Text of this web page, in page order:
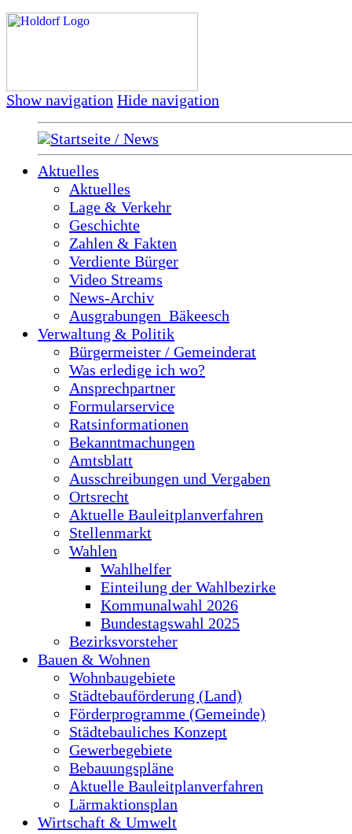
Show navigation Hide navigation
Startseite / News
Aktuelles
Aktuelles
Lage & Verkehr
Geschichte
Zahlen & Fakten
Verdiente Bürger
Video Streams
News-Archiv
Ausgrabungen_Bäkeesch
Verwaltung & Politik
Bürgermeister / Gemeinderat
Was erledige ich wo?
Ansprechpartner
Formularservice
Ratsinformationen
Bekanntmachungen
Amtsblatt
Ausschreibungen und Vergaben
Ortsrecht
Aktuelle Bauleitplanverfahren
Stellenmarkt
Wahlen
Wahlhelfer
Einteilung der Wahlbezirke
Kommunalwahl 2026
Bundestagswahl 2025
Bezirksvorsteher
Bauen & Wohnen
Wohnbaugebiete
Städtebauförderung (Land)
Förderprogramme (Gemeinde)
Städtebauliches Konzept
Gewerbegebiete
Bebauungspläne
Aktuelle Bauleitplanverfahren
Lärmaktionsplan
Wirtschaft & Umwelt